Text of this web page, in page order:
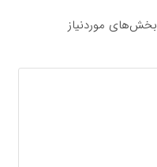
بخش‌های موردنیاز